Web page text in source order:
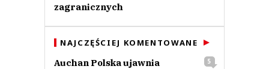
zagranicznych
NAJCZĘŚCIEJ KOMENTOWANE
Auchan Polska ujawnia
5